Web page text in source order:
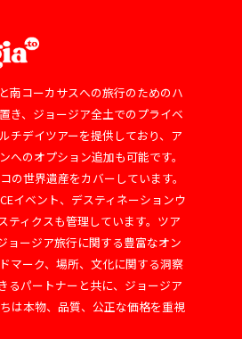
南コーカサスへの旅行のためのハ
き、ジョージア全土でのプライベ
チデイツアーを提供しており、ア
へのオプション追加も可能です。
の世界遺産をカバーしています。
イベント、デスティネーションウ
ティクスも管理しています。ツア
ョージア旅行に関する豊富なオン
マーク、場所、文化に関する洞察
るパートナーと共に、ジョージア
は本物、品質、公正な価格を重視